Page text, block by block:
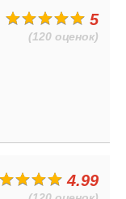
5
(120 оценок)
4.99